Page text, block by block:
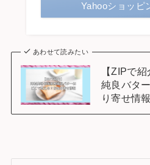
Yahooショッピ
あわせて読みたい
【ZIPで
純良バタ
り寄せ情報